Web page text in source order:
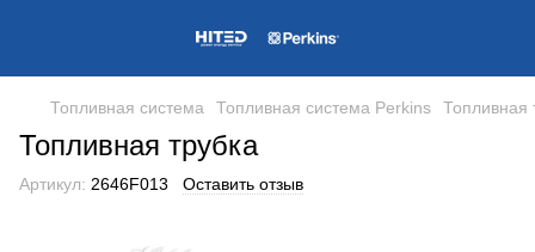
Топливная система Топливная система Perkins Топливная
Топливная трубка
Артикул: 2646F013 Оставить отзыв